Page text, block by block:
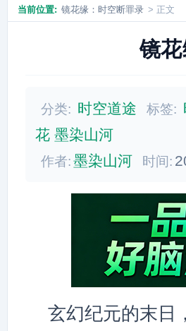
当前位置: 镜花缘：时空断罪录 > 正文
镜
分类: 时空道途 标签:
花 墨染山河
作者:墨染山河 时间:
玄幻纪元的末日